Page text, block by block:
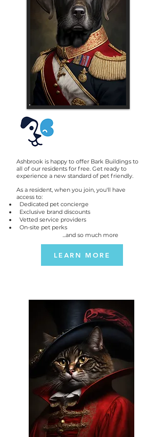
Ashbrook is happy to offer Bark Buildings to
all of our residents for free. Get ready to
experience a new standard of pet friendly.
As a resident, when you join, you'll have
access to:
Dedicated pet concierge
Exclusive brand discounts
Vetted service providers
On-site pet perks
...and so much more
LEARN MORE